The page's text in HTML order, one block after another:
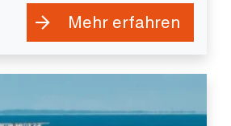
Mehr erfahren